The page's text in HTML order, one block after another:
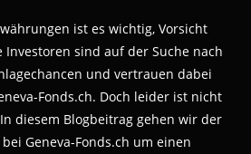
ist es wichtig, Vorsicht
Investoren sind auf der Suche nach
und vertrauen dabei
Fonds.ch. Doch leider ist nicht
diesem Blogbeitrag gehen wir der
Geneva-Fonds.ch um einen